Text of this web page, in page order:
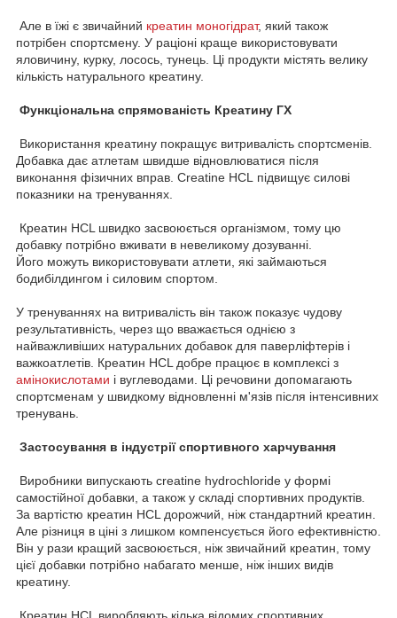
Але в їжі є звичайний креатин моногідрат, який також
потрібен спортсмену. У раціоні краще використовувати
яловичину, курку, лосось, тунець. Ці продукти містять велику
кількість натурального креатину.
Функціональна спрямованість Креатину ГХ
Використання креатину покращує витривалість спортсменів.
Добавка дає атлетам швидше відновлюватися після
виконання фізичних вправ. Creatine HCL підвищує силові
показники на тренуваннях.
Креатин HCL швидко засвоюється організмом, тому цю
добавку потрібно вживати в невеликому дозуванні.
Його можуть використовувати атлети, які займаються
бодибілдингом і силовим спортом.
У тренуваннях на витривалість він також показує чудову
результативність, через що вважається однією з
найважливіших натуральних добавок для паверліфтерів і
важкоатлетів. Креатин HCL добре працює в комплексі з
амінокислотами і вуглеводами. Ці речовини допомагають
спортсменам у швидкому відновленні м'язів після інтенсивних
тренувань.
Застосування в індустрії спортивного харчування
Виробники випускають creatine hydrochloride у формі
самостійної добавки, а також у складі спортивних продуктів.
За вартістю креатин HCL дорожчий, ніж стандартний креатин.
Але різниця в ціні з лишком компенсується його ефективністю.
Він у рази кращий засвоюється, ніж звичайний креатин, тому
цієї добавки потрібно набагато менше, ніж інших видів
креатину.